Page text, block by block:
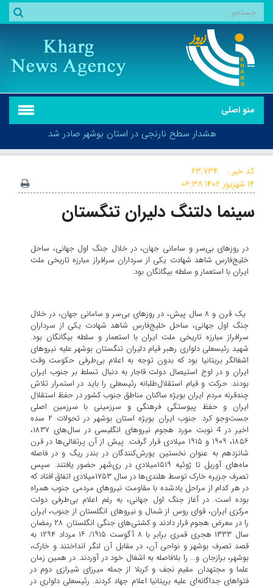
منو اصلی
هشدار سطح نارنجی در استان بوشهر صادر شد
هشدار سطح نارنجی در استان بوشهر صادر شد
کد خبر :
۶۳,۷۳۴
۱۴ شهریور ۱۴۰۲
۰۶:۳۸
سینما دلتنگ دلیران تنگستان
در روزهای بی‌سر و سامانی جهان، در خلال جنگ اول جهانی، ساحل
خلیج‌فارس شاهد شهادت یکی از سرداران سرافراز مبارزه تاریخی ملت
ایران با استعمار و سلطه بیگانگان بود.
یک قرن و ۸ سال پیش، در روزهای بی‌سر و سامانی جهان، در خلال
جنگ اول جهانی، ساحل خلیج‌فارس شاهد شهادت یکی از سرداران
سرافراز مبارزه تاریخی ملت ایران با استعمار و سلطه بیگانگان بود.
شهید رئیسعلی دلواری رهبر قیام دلیران تنگستان بوشهر علیه نیروهای
اشغالگر بریتانیا بود که بدون توجه به اعلام بی‌طرفی حکومت وقت
ایران و در اوج استیصال دولت قاجار به دنبال تسلط بر جنوب ایران
بودند. حرکت و قیام استقلال‌طلبانه رئیسعلی را باید در استمرار تلاش
چندقرنه مردم ایران بویژه ساکنان مناطق جنوب کشور در حفظ استقلال
ایران و حفظ پیوستگی فرهنگی و سرزمینی با سرزمین اصلی
جست‌وجو کرد. جنوب ایران بویژه استان بوشهر در تحولات ۲ سده
اخیر در 4 نوبت مورد هجوم نیروهای انگلیسی در سال‌های ۱۸۳۷،
۱۸۵۶، ۱۹۰۹ و ۱۹۱۵ میلادی قرار گرفت. پیش از آن پرتغالی‌ها در قرن
شانزدهم به عنوان نخستین یورش‌کنندگان در بندر ریگ و در فاصله
ماه‌های آوریل تا ژوئیه ۱۵۱۹میلادی در ری‌شهر حضور یافتند. سپس
تصرف جزیره خارک توسط هلندی‌ها در سال ۱۷۵۳میلادی اتفاق افتاد که
در هر کدام از مراحل یادشده با مقاومت نیروهای مردمی جنوب همراه
بوده ‌است. در آغاز جنگ اول جهانی، به ‌رغم اعلام بی‌طرفی دولت
مرکزی ایران، قوای روس از شمال و نیروهای انگلستان از جنوب، ایران
را در معرض هجوم قرار دادند و کشتی‌های جنگی انگلستان ۲۸ رمضان
سال ۱۳۳۳ هجری قمری برابر با ۸ آگوست ۱۹۱۵/ ۱۶ مرداد ۱۲۹۴ به
قصد تصرف بوشهر و نواحی آن، در مقابل آن لنگر انداختند و خارک،
بوشهر، برازجان و... را بلافاصله به اشغال خود در آوردند. در همین زمان
علما و مجتهدان مقیم نجف و کربلا از جمله میرزای شیرازی دوم در
فتواهای جداگانه‌ای علیه بریتانیا اعلام جهاد کردند. رئیسعلی دلواری در